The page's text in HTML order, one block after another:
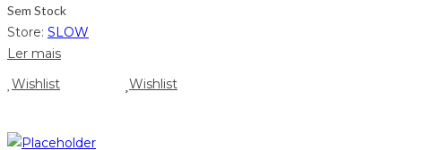
Sem Stock
Store: SLOW
Ler mais
Wishlist
Wishlist